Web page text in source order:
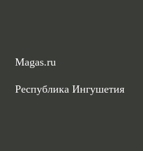
Magas.ru
Республика Ингушетия